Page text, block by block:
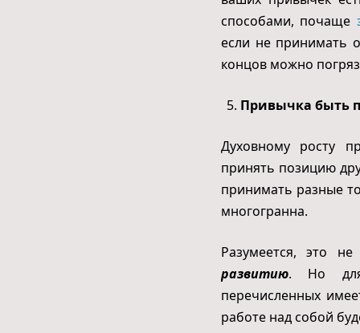
способами, почаще
если не принимать
концов можно
Привычка быть
Духовному росту
принять позицию
принимать разные
многогранна.
Разумеется, это
развитию. Но для
перечисленных
работе над собой